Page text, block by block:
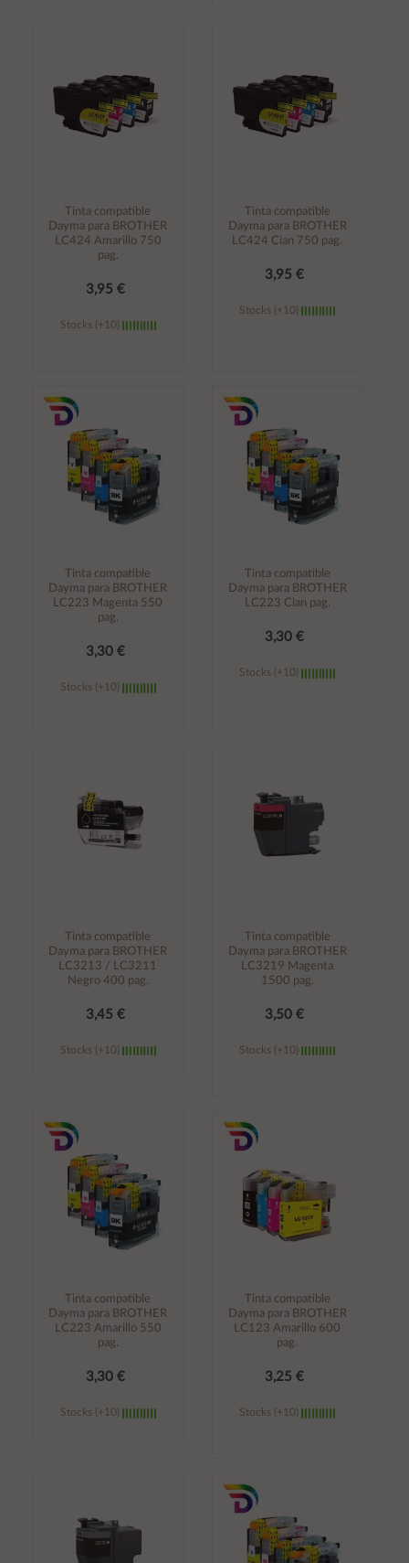
Tinta compatible
Dayma para BROTHER
LC424 Amarillo 750
pag.
3,95 €
Stocks (+10)
Tinta compatible
Dayma para BROTHER
LC424 Cian 750 pag.
3,95 €
Stocks (+10)
Tinta compatible
Dayma para BROTHER
LC223 Magenta 550
pag.
3,30 €
Stocks (+10)
Tinta compatible
Dayma para BROTHER
LC223 Cian pag.
3,30 €
Stocks (+10)
Tinta compatible
Dayma para BROTHER
LC3213 / LC3211
Negro 400 pag.
3,45 €
Stocks (+10)
Tinta compatible
Dayma para BROTHER
LC3219 Magenta
1500 pag.
3,50 €
Stocks (+10)
Tinta compatible
Dayma para BROTHER
LC223 Amarillo 550
pag.
3,30 €
Stocks (+10)
Tinta compatible
Dayma para BROTHER
LC123 Amarillo 600
pag.
3,25 €
Stocks (+10)